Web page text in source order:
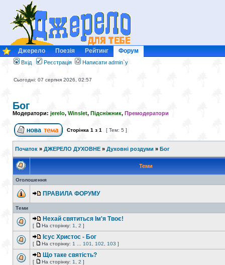
Джерело Поезія Рейтинг Форум
Вхід Реєстрація Написати admin`у
Сьогодні: 07 серпня 2026, 02:57
Бог
Модератори: jerelo, Winslet, Підсніжник, Премодератори
Сторінка 1 з 1 [ Тем: 5 ]
Початок » ДЖЕРЕЛО ДУХОВНЕ » Духовні роздуми » Бог
Теми
Оголошення
ПРАВИЛА ФОРУМУ
Теми
Нехай святиться Ім'я Твоє!
[ На сторінку: 1 2 ]
Ісус Христос - Бог
[ На сторінку: 1 101 102 103 ]
Що таке святість?
[ На сторінку: 1 2 ]